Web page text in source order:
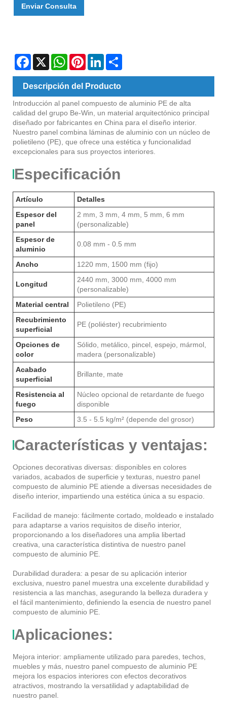
Enviar Consulta
Facebook
X WhatsAppPinterestLinkedIn
Descripción del Producto
Introducción al panel compuesto de aluminio PE de alta
calidad del grupo Be-Win, un material arquitectónico principal
diseñado por fabricantes en China para el diseño interior.
Nuestro panel combina láminas de aluminio con un núcleo de
polietileno (PE), que ofrece una estética y funcionalidad
excepcionales para sus proyectos interiores.
Especificación
Artículo
Detalles
Espesor del
panel
2 mm, 3 mm, 4 mm, 5 mm, 6 mm
(personalizable)
Espesor de
aluminio
0.08 mm - 0.5 mm
Ancho 1220 mm, 1500 mm (fijo)
Longitud
2440 mm, 3000 mm, 4000 mm
(personalizable)
Material central
Polietileno (PE)
Recubrimiento
superficial
PE (poliéster) recubrimiento
Opciones de
color
Sólido, metálico, pincel, espejo, mármol,
madera (personalizable)
Acabado
superficial
Brillante, mate
Resistencia al
fuego
Núcleo opcional de retardante de fuego
disponible
Peso
3.5 - 5.5 kg/m² (depende del grosor)
Características y ventajas:
Opciones decorativas diversas: disponibles en colores
variados, acabados de superficie y texturas, nuestro panel
compuesto de aluminio PE atiende a diversas necesidades de
diseño interior, impartiendo una estética única a su espacio.
Facilidad de manejo: fácilmente cortado, moldeado e instalado
para adaptarse a varios requisitos de diseño interior,
proporcionando a los diseñadores una amplia libertad
creativa, una característica distintiva de nuestro panel
compuesto de aluminio PE.
Durabilidad duradera: a pesar de su aplicación interior
exclusiva, nuestro panel muestra una excelente durabilidad y
resistencia a las manchas, asegurando la belleza duradera y
el fácil mantenimiento, definiendo la esencia de nuestro panel
compuesto de aluminio PE.
Aplicaciones:
Mejora interior: ampliamente utilizado para paredes, techos,
muebles y más, nuestro panel compuesto de aluminio PE
mejora los espacios interiores con efectos decorativos
atractivos, mostrando la versatilidad y adaptabilidad de
nuestro panel.